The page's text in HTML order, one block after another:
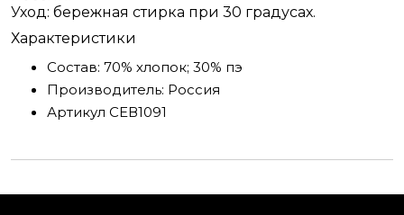
Уход: бережная стирка при 30 градусах.
Характеристики
Состав: 70% хлопок; 30% пэ
Производитель: Россия
Артикул СЕВ1091